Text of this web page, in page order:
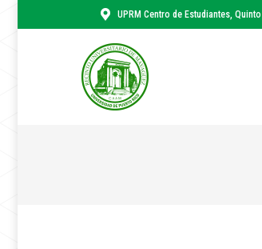
UPRM Centro de Estudiantes,